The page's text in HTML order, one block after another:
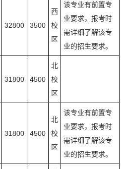
32800 3500
西
校
区
该专业有前置专
业要求，报考时
需详细了解该专
业的招生要求。
31800 4500
北
校
区
31800 4500
北
校
区
该专业有前置专
业要求，报考时
需详细了解该专
业的招生要求。